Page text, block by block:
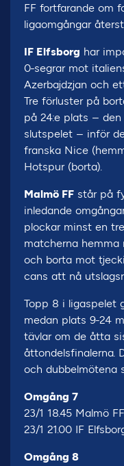
FF fortfarande om
ligaomgångar
IF Elfsborg har
0-segrar mot
Azerbajdzjan och
Tre förluster på
på 24:e plats –
slutspelet – inför
franska Nice
Hotspur (borta).
Malmö FF står på
inledande
plockar minst en
matcherna hemma
och borta mot
cans att nå
Topp 8 i ligaspelet
medan plats 9-24
tävlar om de åtta
åttondelsfinalerna.
och dubbelmötena
Omgång 7
23/1 18.45 Malmö
23/1 21.00 IF
Omgång 8